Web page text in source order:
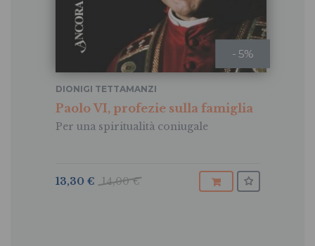
- 5%
Paolo VI, profezie sulla famiglia
Per una spiritualità coniugale
DIONIGI TETTAMANZI
14,00 €
13,30 €